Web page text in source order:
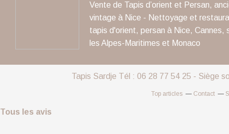
Vente de Tapis d’orient et Persan,
vintage à Nice - Nettoyage et
tapis d'orient, persan à Nice, Cannes,
les Alpes-Maritimes et Monaco
Tapis Sardje Tél : 06 28 77 54 25 - Siège
Top articles Contact
Tous les avis